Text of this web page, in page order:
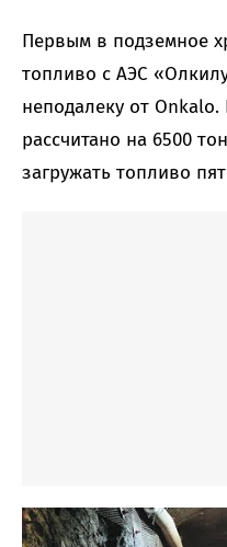
Первым в подземное
топливо с АЭС
неподалеку от
рассчитано на 6500
загружать топливо